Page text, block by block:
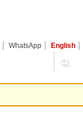
WhatsApp English